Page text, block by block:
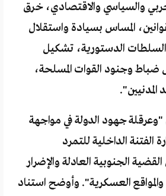
والسياسي والاقتصادي، خرق
المساس بسيادة واستقلال
السلطات الدستورية، تشكيل
وجنود القوات المسلحة،
جهود الدولة في مواجهة
الفتنة الداخلية للتمرد
الجنوبية العادلة والإضرار
العسكرية". وأوضح استناد